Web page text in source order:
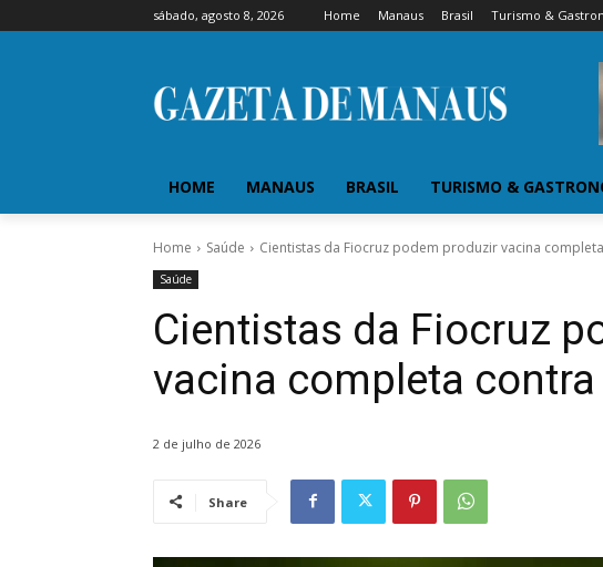
sábado, agosto 8, 2026 Home Manaus Brasil Turismo &
HOME MANAUS BRASIL TURISMO &
Home Saúde Cientistas da Fiocruz podem produzir vacina
Saúde
Cientistas da Fiocruz
vacina completa
2 de julho de 2026
Share